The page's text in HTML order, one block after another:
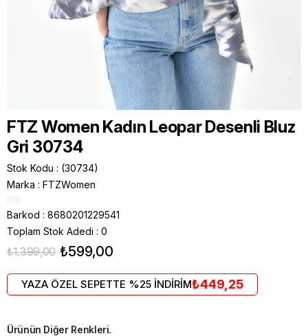
FTZ Women Kadın Leopar Desenli Bluz
Gri 30734
Stok Kodu
(30734)
Marka : FTZWomen
Barkod : 8680201229541
Toplam Stok Adedi : 0
₺1.399,00 ₺599,00
YAZA ÖZEL SEPETTE %25 İNDİRİM₺449,25
Ürünün Diğer Renkleri.